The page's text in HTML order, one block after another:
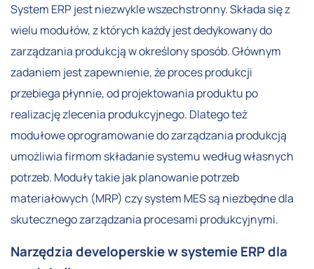
System ERP jest niezwykle wszechstronny. Składa się z
wielu modułów, z których każdy jest dedykowany do
zarządzania produkcją w określony sposób. Głównym
zadaniem jest zapewnienie, że proces produkcji
przebiega płynnie, od projektowania produktu po
realizację zlecenia produkcyjnego. Dlatego też
modułowe oprogramowanie do zarządzania produkcją
umożliwia firmom składanie systemu według własnych
potrzeb. Moduły takie jak planowanie potrzeb
materiałowych (MRP) czy system MES są niezbędne dla
skutecznego zarządzania procesami produkcyjnymi.
Narzędzia developerskie w systemie ERP dla